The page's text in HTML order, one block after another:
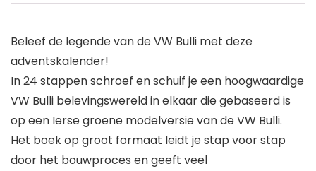
Beleef de legende van de VW Bulli met deze
adventskalender!
In 24 stappen schroef en schuif je een hoogwaardige
VW Bulli belevingswereld in elkaar die gebaseerd is
op een Ierse groene modelversie van de VW Bulli.
Het boek op groot formaat leidt je stap voor stap
door het bouwproces en geeft veel